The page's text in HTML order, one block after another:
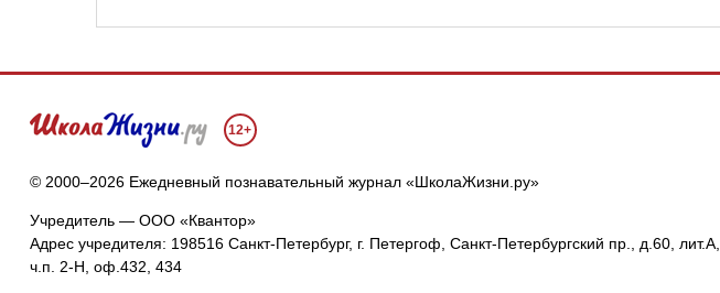
12+
© 2000–2026 Ежедневный познавательный журнал «ШколаЖизни.ру»
Учредитель — ООО «Квантор»
Адрес учредителя: 198516 Санкт-Петербург, г. Петергоф, Санкт-Петербургский пр., д.60, лит.А,
ч.п. 2-Н, оф.432, 434